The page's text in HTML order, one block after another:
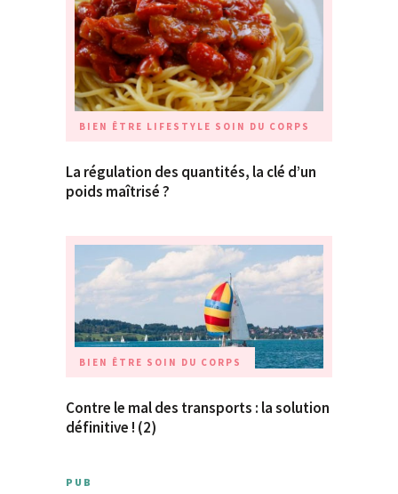
BIEN ÊTRE LIFESTYLE SOIN DU CORPS
La régulation des quantités, la clé d’un
poids maîtrisé ?
BIEN ÊTRE SOIN DU CORPS
Contre le mal des transports : la solution
définitive ! (2)
PUB